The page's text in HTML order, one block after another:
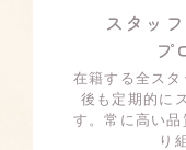
スタッ
プ
在籍する全ス
後も定期的に
す。常に高い
り